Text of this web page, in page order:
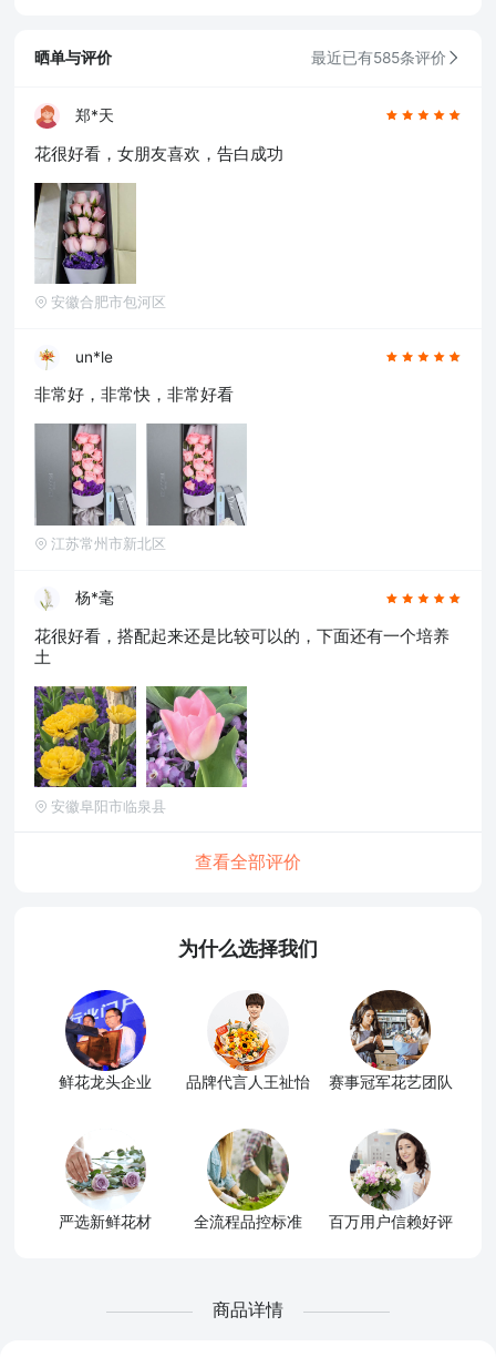
齐,贵阳,昆明,福州,长春,南昌,兰州,珠海,南宁,中
坊,镇江,衡阳,包头,赣州,扬州,清远,荆州,莆田,汉
林,吉林,淄博,蚌埠,柳州,遵义,邢台,宜春,漳州,三
亚,宜宾,东营,临沂,德州,开封,大同,龙岩,齐齐哈
尔,连云港,新乡,黄冈,焦作,十堰,驻马店,信阳,牡丹
江,黄石,宝鸡,丹东,阜阳,北海,聊城,锦州,许昌,内
江,萍乡,安庆,承德,商丘,盘锦,乐山,沧州,河源,营
口,平顶山,临汾,韶关,日照,新余,晋城,松原,淮北,
淮南,晋中,潮州,滨州,自贡,六安,株州,濮阳,常熟,
晋江,顺德,江阴,吴江,昆山,义乌,惠阳,银川,温江,
城,仙桃,菏泽
晒单与评价 最近已有585条评价
郑*天
花很好看，女朋友喜欢，告白成功
安徽合肥市包河区
un*le
非常好，非常快，非常好看
江苏常州市新北区
杨*毫
花很好看，搭配起来还是比较可以的，下面还有一个培养
土
安徽阜阳市临泉县
查看全部评价
为什么选择我们
鲜花龙头企业 品牌代言人王祉怡 赛事冠军花艺团队
严选新鲜花材 全流程品控标准 百万用户信赖好评
商品详情